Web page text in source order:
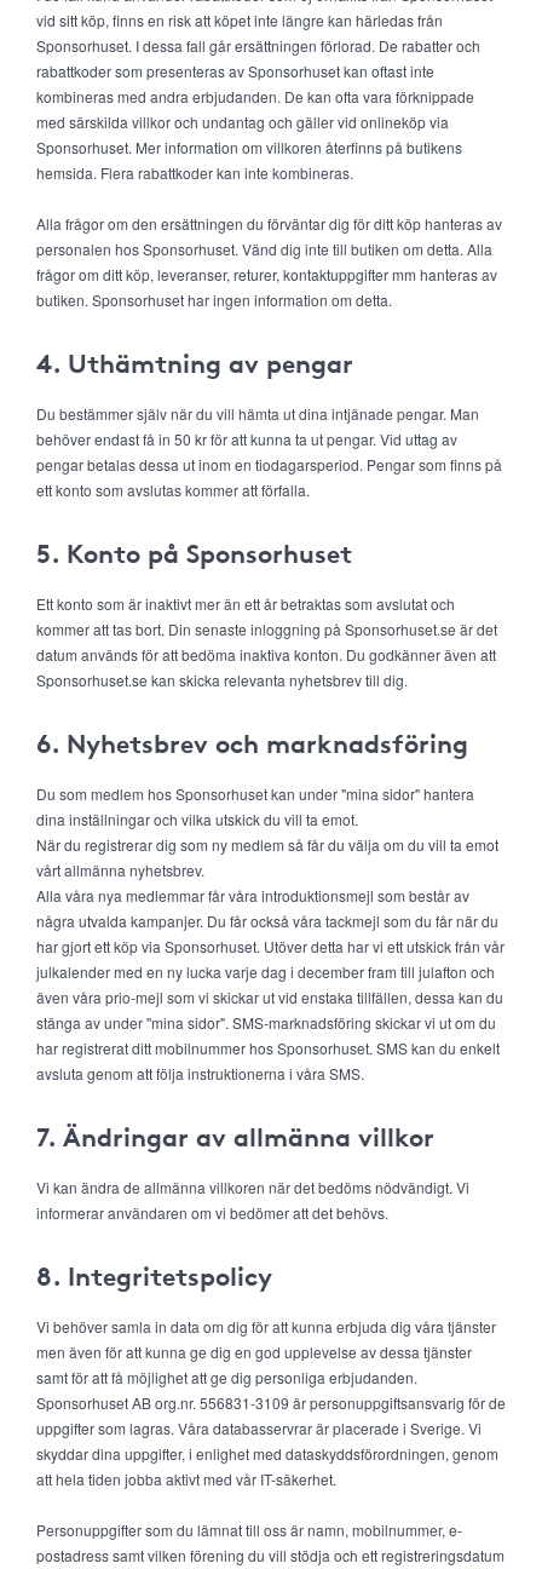
vid sitt köp, finns en risk att köpet inte längre kan härledas från
Sponsorhuset. I dessa fall går ersättningen förlorad. De rabatter och
rabattkoder som presenteras av Sponsorhuset kan oftast inte
kombineras med andra erbjudanden. De kan ofta vara förknippade
med särskilda villkor och undantag och gäller vid onlineköp via
Sponsorhuset. Mer information om villkoren återfinns på butikens
hemsida. Flera rabattkoder kan inte kombineras.
Alla frågor om den ersättningen du förväntar dig för ditt köp hanteras av
personalen hos Sponsorhuset. Vänd dig inte till butiken om detta. Alla
frågor om ditt köp, leveranser, returer, kontaktuppgifter mm hanteras av
butiken. Sponsorhuset har ingen information om detta.
4. Uthämtning av pengar
Du bestämmer själv när du vill hämta ut dina intjänade pengar. Man
behöver endast få in 50 kr för att kunna ta ut pengar. Vid uttag av
pengar betalas dessa ut inom en tiodagarsperiod. Pengar som finns på
ett konto som avslutas kommer att förfalla.
5. Konto på Sponsorhuset
Ett konto som är inaktivt mer än ett år betraktas som avslutat och
kommer att tas bort. Din senaste inloggning på Sponsorhuset.se är det
datum används för att bedöma inaktiva konton. Du godkänner även att
Sponsorhuset.se kan skicka relevanta nyhetsbrev till dig.
6. Nyhetsbrev och marknadsföring
Du som medlem hos Sponsorhuset kan under "mina sidor" hantera
dina inställningar och vilka utskick du vill ta emot.
När du registrerar dig som ny medlem så får du välja om du vill ta emot
vårt allmänna nyhetsbrev.
Alla våra nya medlemmar får våra introduktionsmejl som består av
några utvalda kampanjer. Du får också våra tackmejl som du får när du
har gjort ett köp via Sponsorhuset. Utöver detta har vi ett utskick från vår
julkalender med en ny lucka varje dag i december fram till julafton och
även våra prio-mejl som vi skickar ut vid enstaka tillfällen, dessa kan du
stänga av under "mina sidor". SMS-marknadsföring skickar vi ut om du
har registrerat ditt mobilnummer hos Sponsorhuset. SMS kan du enkelt
avsluta genom att följa instruktionerna i våra SMS.
7. Ändringar av allmänna villkor
Vi kan ändra de allmänna villkoren när det bedöms nödvändigt. Vi
informerar användaren om vi bedömer att det behövs.
8. Integritetspolicy
Vi behöver samla in data om dig för att kunna erbjuda dig våra tjänster
men även för att kunna ge dig en god upplevelse av dessa tjänster
samt för att få möjlighet att ge dig personliga erbjudanden.
Sponsorhuset AB org.nr. 556831-3109 är personuppgiftsansvarig för de
uppgifter som lagras. Våra databasservrar är placerade i Sverige. Vi
skyddar dina uppgifter, i enlighet med dataskyddsförordningen, genom
att hela tiden jobba aktivt med vår IT-säkerhet.
Personuppgifter som du lämnat till oss är namn, mobilnummer, e-
postadress samt vilken förening du vill stödja och ett registreringsdatum